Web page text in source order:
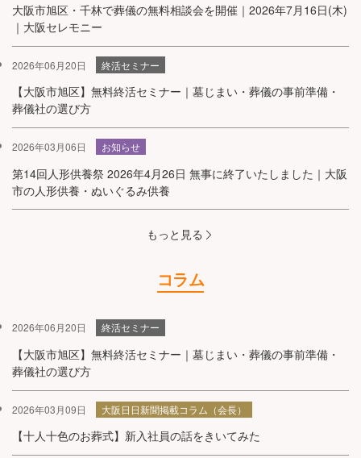
大阪市旭区・千林で葬儀の無料相談会を開催｜2026年7月16日(木)
｜大阪セレモニー
2026年06月20日 終活セミナー
【大阪市旭区】無料終活セミナー｜墓じまい・葬儀の事前準備・
葬儀社の選び方
2026年03月06日 お知らせ
第14回人形供養祭 2026年4月26日 無事に終了いたしました｜大阪
市の人形供養・ぬいぐるみ供養
もっと見る
コラム
2026年06月20日 終活セミナー
【大阪市旭区】無料終活セミナー｜墓じまい・葬儀の事前準備・
葬儀社の選び方
2026年03月09日 大阪日日新聞掲載コラム（会長）
【十人十色のお葬式】新入社員の話をきいてみた